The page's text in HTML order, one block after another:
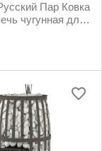
Пар Ковка
чугунная для